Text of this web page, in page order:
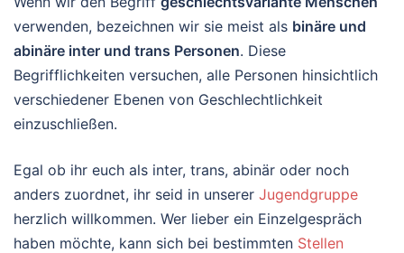
verwenden, bezeichnen wir sie meist als binäre und
abinäre inter und trans Personen. Diese
Begrifflichkeiten versuchen, alle Personen hinsichtlich
verschiedener Ebenen von Geschlechtlichkeit
einzuschließen.
Egal ob ihr euch als inter, trans, abinär oder noch
anders zuordnet, ihr seid in unserer Jugendgruppe
herzlich willkommen. Wer lieber ein Einzelgespräch
haben möchte, kann sich bei bestimmten Stellen